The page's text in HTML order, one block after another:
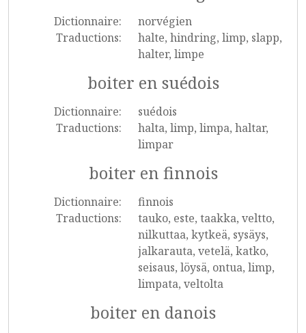
Dictionnaire:
norvégien
Traductions:
halte, hindring, limp, slapp,
halter, limpe
boiter en suédois
Dictionnaire:
suédois
Traductions:
halta, limp, limpa, haltar,
limpar
boiter en finnois
Dictionnaire:
finnois
Traductions:
tauko, este, taakka, veltto,
nilkuttaa, kytkeä, sysäys,
jalkarauta, vetelä, katko,
seisaus, löysä, ontua, limp,
limpata, veltolta
boiter en danois